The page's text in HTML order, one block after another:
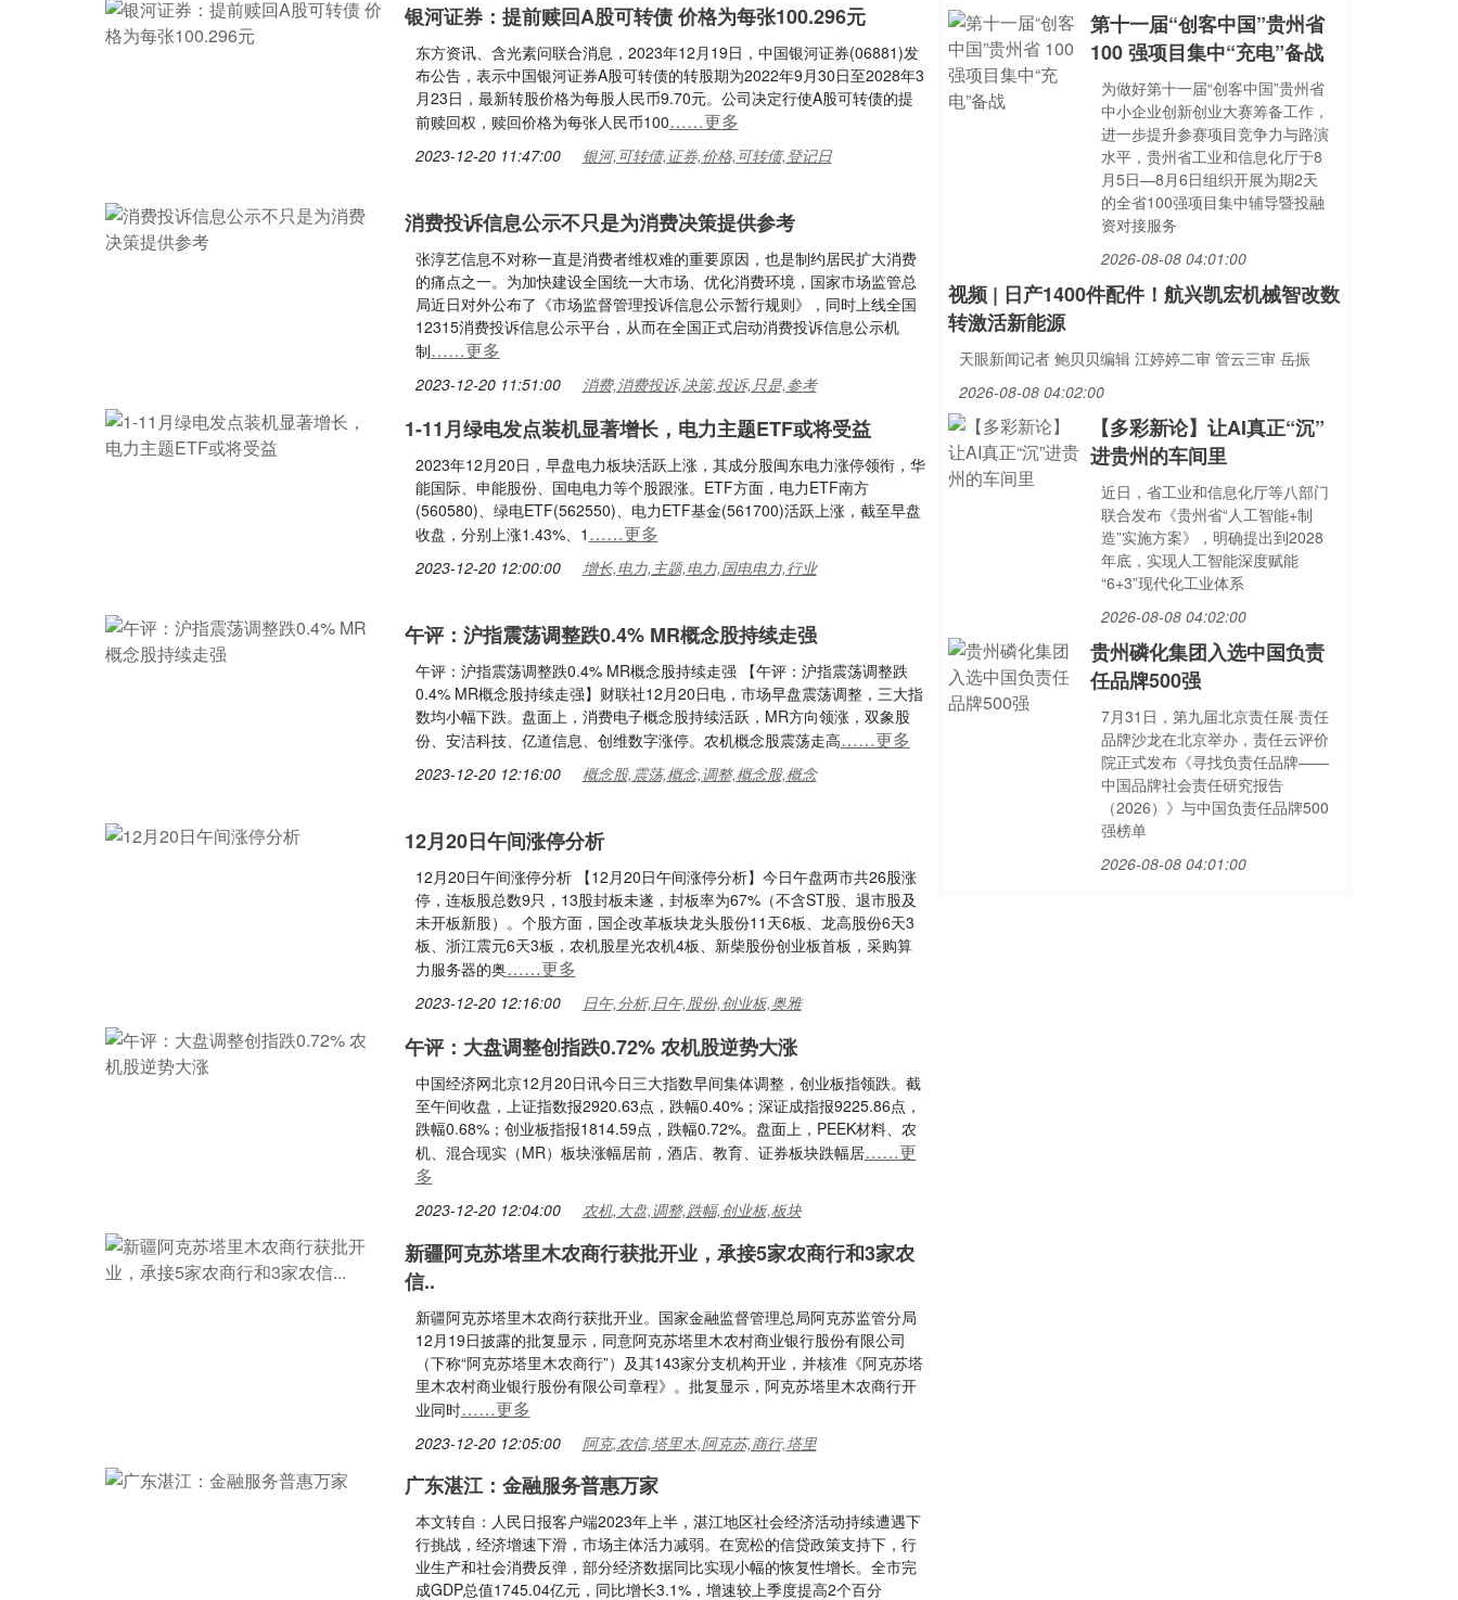
银河证券：提前赎回A股可转债 价格为每张100.296元
东方资讯、含光素问联合消息，2023年12月19日，中国银河证券(06881)发
布公告，表示中国银河证券A股可转债的转股期为2022年9月30日至2028年3
月23日，最新转股价格为每股人民币9.70元。公司决定行使A股可转债的提
前赎回权，赎回价格为每张人民币100……更多
2023-12-20 11:47:00 银河,可转债,证券,价格,可转债,登记日
消费投诉信息公示不只是为消费决策提供参考
张淳艺信息不对称一直是消费者维权难的重要原因，也是制约居民扩大消费
的痛点之一。为加快建设全国统一大市场、优化消费环境，国家市场监管总
局近日对外公布了《市场监督管理投诉信息公示暂行规则》，同时上线全国
12315消费投诉信息公示平台，从而在全国正式启动消费投诉信息公示机
制……更多
2023-12-20 11:51:00 消费,消费投诉,决策,投诉,只是,参考
1-11月绿电发点装机显著增长，电力主题ETF或将受益
2023年12月20日，早盘电力板块活跃上涨，其成分股闽东电力涨停领衔，华
能国际、申能股份、国电电力等个股跟涨。ETF方面，电力ETF南方
(560580)、绿电ETF(562550)、电力ETF基金(561700)活跃上涨，截至早盘
收盘，分别上涨1.43%、1 ……更多
2023-12-20 12:00:00 增长,电力,主题,电力,国电电力,行业
午评：沪指震荡调整跌0.4% MR概念股持续走强
午评：沪指震荡调整跌0.4% MR概念股持续走强 【午评：沪指震荡调整跌
0.4% MR概念股持续走强】财联社12月20日电，市场早盘震荡调整，三大指
数均小幅下跌。盘面上，消费电子概念股持续活跃，MR方向领涨，双象股
份、安洁科技、亿道信息、创维数字涨停。农机概念股震荡走高……更多
2023-12-20 12:16:00 概念股,震荡,概念,调整,概念股,概念
12月20日午间涨停分析
12月20日午间涨停分析 【12月20日午间涨停分析】今日午盘两市共26股涨
停，连板股总数9只，13股封板未遂，封板率为67%（不含ST股、退市股及
未开板新股）。个股方面，国企改革板块龙头股份11天6板、龙高股份6天3
板、浙江震元6天3板，农机股星光农机4板、新柴股份创业板首板，采购算
力服务器的奥……更多
2023-12-20 12:16:00 日午,分析,日午,股份,创业板,奥雅
午评：大盘调整创指跌0.72% 农机股逆势大涨
中国经济网北京12月20日讯今日三大指数早间集体调整，创业板指领跌。截
至午间收盘，上证指数报2920.63点，跌幅0.40%；深证成指报9225.86点，
跌幅0.68%；创业板指报1814.59点，跌幅0.72%。盘面上，PEEK材料、农
机、混合现实（MR）板块涨幅居前，酒店、教育、证券板块跌幅居……更
多
2023-12-20 12:04:00 农机,大盘,调整,跌幅,创业板,板块
新疆阿克苏塔里木农商行获批开业，承接5家农商行和3家农
信..
新疆阿克苏塔里木农商行获批开业。国家金融监督管理总局阿克苏监管分局
12月19日披露的批复显示，同意阿克苏塔里木农村商业银行股份有限公司
（下称“阿克苏塔里木农商行”）及其143家分支机构开业，并核准《阿克苏塔
里木农村商业银行股份有限公司章程》。批复显示，阿克苏塔里木农商行开
业同时……更多
2023-12-20 12:05:00 阿克,农信,塔里木,阿克苏,商行,塔里
广东湛江：金融服务普惠万家
本文转自：人民日报客户端2023年上半，湛江地区社会经济活动持续遭遇下
行挑战，经济增速下滑，市场主体活力减弱。在宽松的信贷政策支持下，行
业生产和社会消费反弹，部分经济数据同比实现小幅的恢复性增长。全市完
成GDP总值1745.04亿元，同比增长3.1%，增速较上季度提高2个百分
第十一届“创客中国”贵州省
100 强项目集中“充电”备战
为做好第十一届“创客中国”贵州省
中小企业创新创业大赛筹备工作，
进一步提升参赛项目竞争力与路演
水平，贵州省工业和信息化厅于8
月5日—8月6日组织开展为期2天
的全省100强项目集中辅导暨投融
资对接服务
2026-08-08 04:01:00
视频 | 日产1400件配件！航兴凯宏机械智改数
转激活新能源
天眼新闻记者 鲍贝贝编辑 江婷婷二审 管云三审 岳振
2026-08-08 04:02:00
【多彩新论】让AI真正“沉”
进贵州的车间里
近日，省工业和信息化厅等八部门
联合发布《贵州省“人工智能+制
造”实施方案》，明确提出到2028
年底，实现人工智能深度赋能
“6+3”现代化工业体系
2026-08-08 04:02:00
贵州磷化集团入选中国负责
任品牌500强
7月31日，第九届北京责任展·责任
品牌沙龙在北京举办，责任云评价
院正式发布《寻找负责任品牌——
中国品牌社会责任研究报告
（2026）》与中国负责任品牌500
强榜单
2026-08-08 04:01:00